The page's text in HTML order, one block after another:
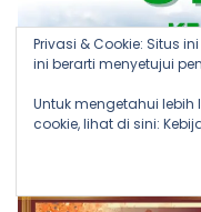
Privasi & Cookie: Situs
ini berarti menyetujui
Untuk mengetahui
cookie, lihat di sini: